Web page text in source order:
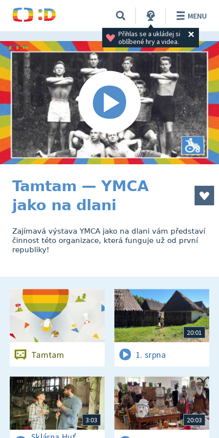
Přihlas se a ukládej si
oblíbené hry a videa.
MENU
Tamtam — YMCA
jako na dlani
Zajímavá výstava YMCA jako na dlani vám představí
činnost této organizace, která funguje už od první
republiky!
Tamtam
20:01
1. srpna
3:03 20:03